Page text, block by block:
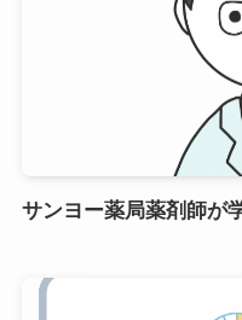
サンヨー薬局薬剤師が